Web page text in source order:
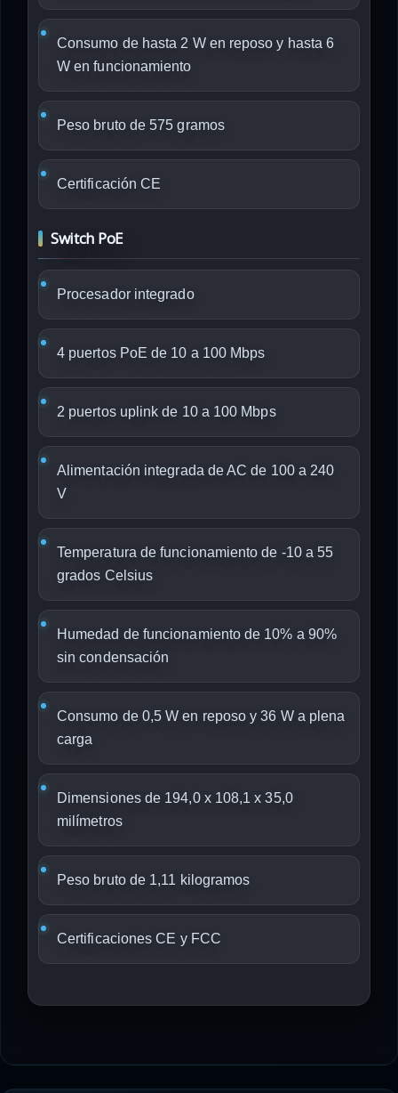
Consumo de hasta 2 W en reposo y hasta 6
W en funcionamiento
Peso bruto de 575 gramos
Certificación CE
Switch PoE
Procesador integrado
4 puertos PoE de 10 a 100 Mbps
2 puertos uplink de 10 a 100 Mbps
Alimentación integrada de AC de 100 a 240
V
Temperatura de funcionamiento de -10 a 55
grados Celsius
Humedad de funcionamiento de 10% a 90%
sin condensación
Consumo de 0,5 W en reposo y 36 W a plena
carga
Dimensiones de 194,0 x 108,1 x 35,0
milímetros
Peso bruto de 1,11 kilogramos
Certificaciones CE y FCC